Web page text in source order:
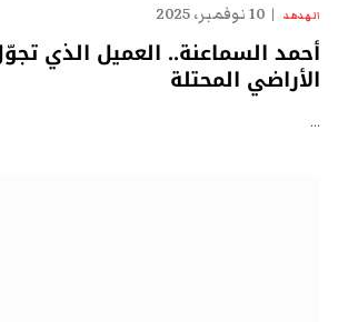
الهدهد 10 نوفمبر، 2025
أحمد السماعنة.. العميل الذي
الأراضي المحتلة
…